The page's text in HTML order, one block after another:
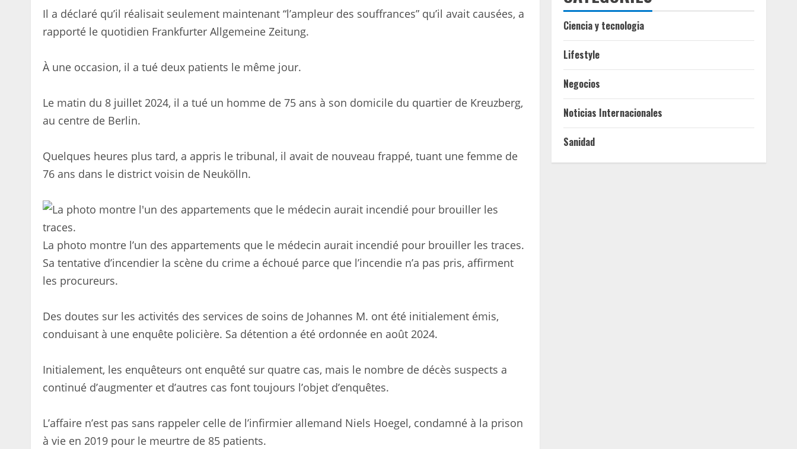
Il a déclaré qu’il réalisait seulement maintenant “l’ampleur des souffrances” qu’il avait causées, a
rapporté le quotidien Frankfurter Allgemeine Zeitung.
À une occasion, il a tué deux patients le même jour.
Le matin du 8 juillet 2024, il a tué un homme de 75 ans à son domicile du quartier de Kreuzberg,
au centre de Berlin.
Quelques heures plus tard, a appris le tribunal, il avait de nouveau frappé, tuant une femme de
76 ans dans le district voisin de Neukölln.
La photo montre l’un des appartements que le médecin aurait incendié pour brouiller les traces.
Sa tentative d’incendier la scène du crime a échoué parce que l’incendie n’a pas pris, affirment
les procureurs.
Des doutes sur les activités des services de soins de Johannes M. ont été initialement émis,
conduisant à une enquête policière. Sa détention a été ordonnée en août 2024.
Initialement, les enquêteurs ont enquêté sur quatre cas, mais le nombre de décès suspects a
continué d’augmenter et d’autres cas font toujours l’objet d’enquêtes.
L’affaire n’est pas sans rappeler celle de l’infirmier allemand Niels Hoegel, condamné à la prison
à vie en 2019 pour le meurtre de 85 patients.
Ciencia y tecnologia
Lifestyle
Negocios
Noticias Internacionales
Sanidad